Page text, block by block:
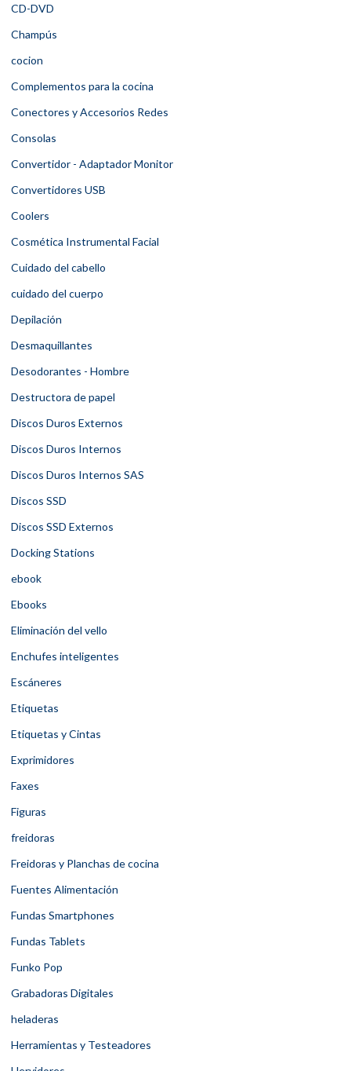
CD-DVD
Champús
cocion
Complementos para la cocina
Conectores y Accesorios Redes
Consolas
Convertidor - Adaptador Monitor
Convertidores USB
Coolers
Cosmética Instrumental Facial
Cuidado del cabello
cuidado del cuerpo
Depilación
Desmaquillantes
Desodorantes - Hombre
Destructora de papel
Discos Duros Externos
Discos Duros Internos
Discos Duros Internos SAS
Discos SSD
Discos SSD Externos
Docking Stations
ebook
Ebooks
Eliminación del vello
Enchufes inteligentes
Escáneres
Etiquetas
Etiquetas y Cintas
Exprimidores
Faxes
Figuras
freidoras
Freidoras y Planchas de cocina
Fuentes Alimentación
Fundas Smartphones
Fundas Tablets
Funko Pop
Grabadoras Digitales
heladeras
Herramientas y Testeadores